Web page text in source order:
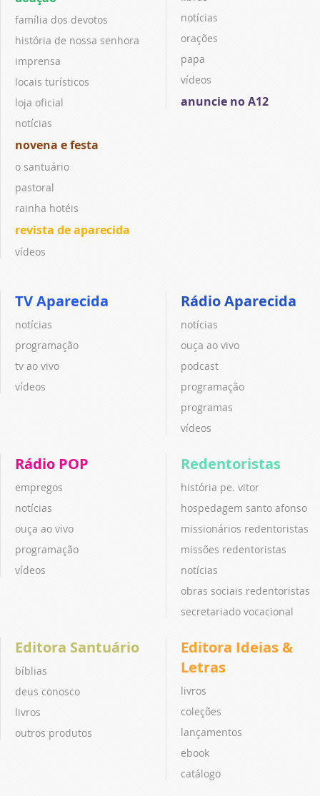
família dos devotos
história de nossa senhora
imprensa
locais turísticos
loja oficial
notícias
novena e festa
o santuário
pastoral
rainha hotéis
revista de aparecida
vídeos
notícias
orações
papa
vídeos
anuncie no A12
TV Aparecida
notícias
programação
tv ao vivo
vídeos
Rádio Aparecida
notícias
ouça ao vivo
podcast
programação
programas
vídeos
Rádio POP
empregos
notícias
ouça ao vivo
programação
vídeos
Redentoristas
história pe. vitor
hospedagem santo afonso
missionários redentoristas
missões redentoristas
notícias
obras sociais redentoristas
secretariado vocacional
Editora Santuário
bíblias
deus conosco
livros
outros produtos
Editora Ideias &
Letras
livros
coleções
lançamentos
ebook
catálogo